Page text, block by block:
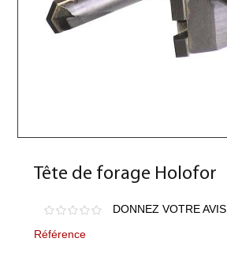
Tête de forage Holofor
DONNEZ VOTRE AVIS
Référence